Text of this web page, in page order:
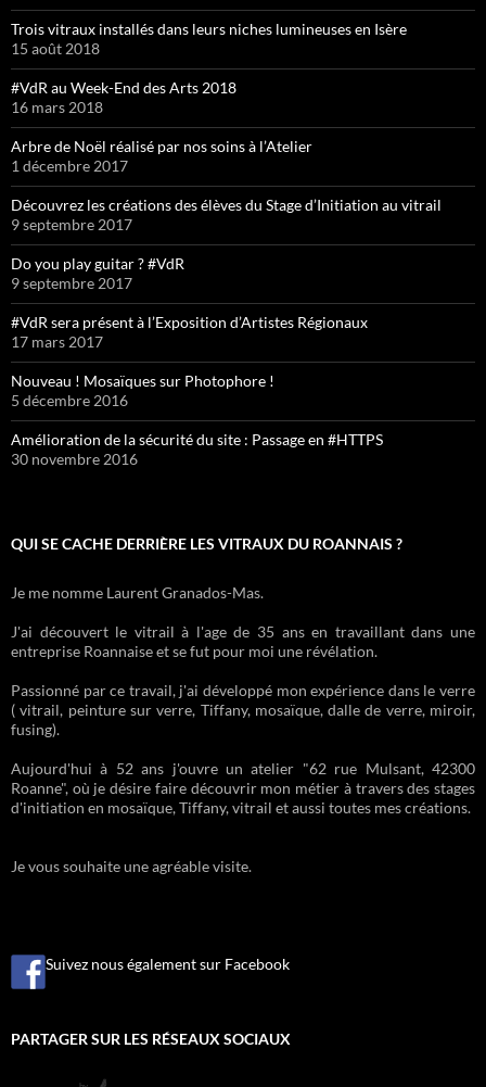
Trois vitraux installés dans leurs niches lumineuses en Isère
15 août 2018
#VdR au Week-End des Arts 2018
16 mars 2018
Arbre de Noël réalisé par nos soins à l’Atelier
1 décembre 2017
Découvrez les créations des élèves du Stage d’Initiation au vitrail
9 septembre 2017
Do you play guitar ? #VdR
9 septembre 2017
#VdR sera présent à l’Exposition d’Artistes Régionaux
17 mars 2017
Nouveau ! Mosaïques sur Photophore !
5 décembre 2016
Amélioration de la sécurité du site : Passage en #HTTPS
30 novembre 2016
QUI SE CACHE DERRIÈRE LES VITRAUX DU ROANNAIS ?
Je me nomme Laurent Granados-Mas.
J'ai découvert le vitrail à l'age de 35 ans en travaillant dans une
entreprise Roannaise et se fut pour moi une révélation.
Passionné par ce travail, j'ai développé mon expérience dans le verre
( vitrail, peinture sur verre, Tiffany, mosaïque, dalle de verre, miroir,
fusing).
Aujourd'hui à 52 ans j'ouvre un atelier "62 rue Mulsant, 42300
Roanne", où je désire faire découvrir mon métier à travers des stages
d'initiation en mosaïque, Tiffany, vitrail et aussi toutes mes créations.
Je vous souhaite une agréable visite.
Suivez nous également sur Facebook
PARTAGER SUR LES RÉSEAUX SOCIAUX